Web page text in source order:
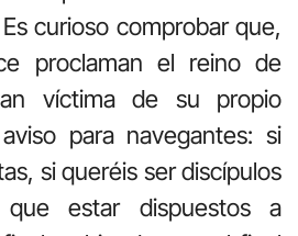
curioso comprobar que,
proclaman el reino de
víctima de su propio
para navegantes: si
si queréis ser discípulos
estar dispuestos a